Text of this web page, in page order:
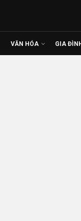
VĂN HÓA GIA